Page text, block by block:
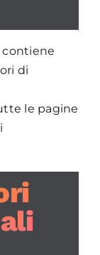
di
le pagine